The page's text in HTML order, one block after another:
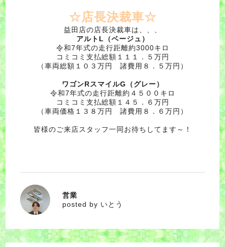
☆店長決裁車☆
益田店の店長決裁車は、、、
アルトL（ベージュ）
令和7年式の走行距離約3000キロ
コミコミ支払総額１１１．５万円
（車両総額１０３万円 諸費用８．５万円）
ワゴンRスマイルG（グレー）
令和7年式の走行距離約４５００キロ
コミコミ支払総額１４５．６万円
（車両価格１３８万円 諸費用８．６万円）
皆様のご来店スタッフ一同お待ちしてます～！
いとう
営業
posted by いとう